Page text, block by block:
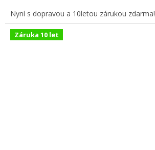
Nyní s dopravou a 10letou zárukou zdarma!
Záruka 10 let